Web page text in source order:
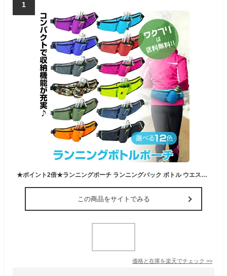
1
★ポイント2倍★ランニングポーチ ランニングバック ボトル ウエスト ポーチ 揺れない ウォーキング ジョギング 斜め掛け 防水 スマホ ペットボトル 水筒 スポーツ アウトドア
この商品をサイトでみる
価格と在庫を楽天でチェック >>